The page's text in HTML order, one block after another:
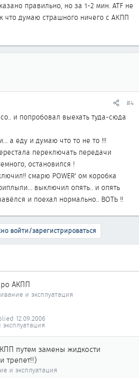
правильно, но за 1-2 мин. АТF не
что думаю страшного ничего с АКПП
#4
и попробовал выехать туда-сюда
а еду и думаю что то не то !!!
переключать передачи
остановился !
смарю POWER' ом коробка
выключил опять.. и опять
и поехал нормально.. ВОТЬ !!
войти/зарегистрироваться
АКПП
и эксплуатация
12.09.2006
путем замены жидкости
трепет!!)
и эксплуатация